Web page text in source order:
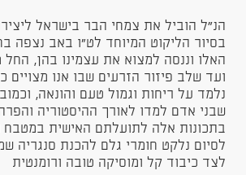
הנ״ל הוביל את צמחי הבר בישראל
בסיור הליקוט המיוחד לט"ו באב נצפה
האלו וננסה למצוא את עצמינו בהן,
ועד שלב פיזור הזרעים שבו אנו מצויים
נלמד על ריחות וגמול טעם והונאה,
שבני אדם למדו לאורך ההיסטוריה
בתכונות אלה לתועלתם האישית במטבח
לסיום נלקט חומרי גלם להכנת סנגריה
לצד כיבוד קל ומוסיקה טובה ורומנטית